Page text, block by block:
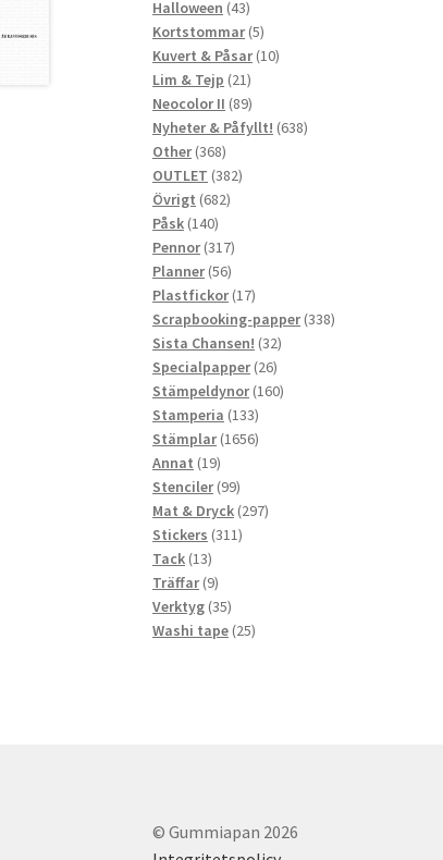
Halloween 4343
produkter
Kortstommar 55
produkter
Kuvert & Påsar 1010
Lim & Tejp 2121
produkter
Neocolor II 8989
produkter
Nyheter & Påfyllt! 638638
Other 368368
produkter
OUTLET 382382
Övrigt 682682
Påsk 140140
produkter
Pennor 317317
produkter
Planner 5656
produkter
Plastfickor 1717
produkter
Scrapbooking-papper 338338
Sista Chansen! 3232
Specialpapper 2626
produkter
Stämpeldynor 160160
Stamperia 133133
produkter
Stämplar 16561656
Annat 1919
produkter
Stenciler 9999
produkter
Mat & Dryck 297297
Stickers 311311
Tack 1313
produkter
Träffar 99
produkter
Verktyg 3535
produkter
Washi tape 2525
© Gummiapan 2026